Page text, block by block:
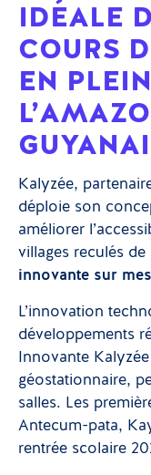
IDÉALE
COURS
EN
Kalyzée,
déploie son
améliorer
villages reculés de
innovante sur
L’innovation
développements
Innovante
géostationnaire,
salles. Les
Antecum-pata,
rentrée scolaire